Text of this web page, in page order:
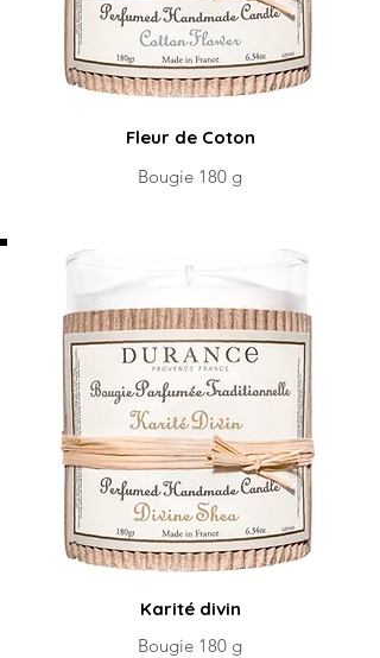
Fleur de Coton
Bougie 180 g
Karité divin
Bougie 180 g